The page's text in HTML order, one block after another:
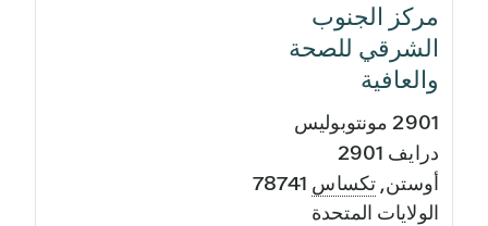
مركز الجنوب
الشرقي للصحة
والعافية
2901 مونتوبوليس
درايف 2901
أوستن, تكساس 78741
الولايات المتحدة